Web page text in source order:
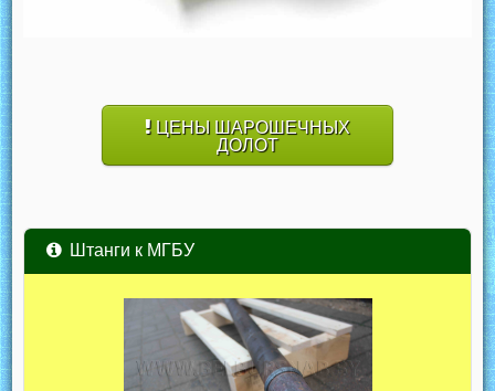
ЦЕНЫ ШАРОШЕЧНЫХ
ДОЛОТ
Штанги к МГБУ